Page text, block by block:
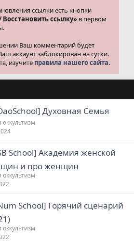
ссылки есть кнопки
ссылку» в первом
Ваш комментарий будет
аккаунт заблокирован на сутки.
изучите правила нашего сайта.
Духовная Семья
оккультизм
School] Академия женской
и про женщин
оккультизм
School] Горячий сценарий
оккультизм